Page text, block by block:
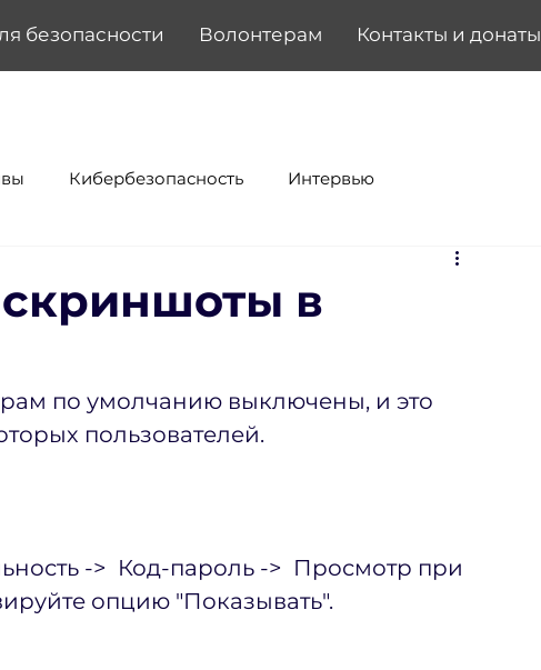
безопасности Волонтерам Контакты и донаты
Кибербезопасность Интервью
в
по умолчанию выключены, и это
пользователей.
->  Код-пароль ->  Просмотр при
опцию "Показывать".